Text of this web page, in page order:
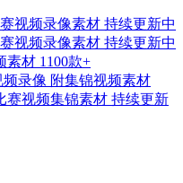
视频录像素材 持续更新中
视频录像素材 持续更新中
素材 1100款+
录像 附集锦视频素材
赛视频集锦素材 持续更新